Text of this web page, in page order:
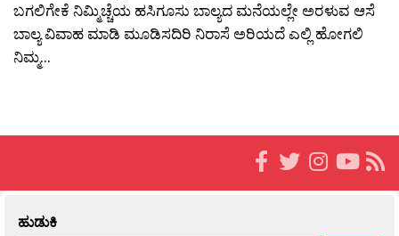
ಬಗಲಿಗೇಕೆ ನಿಮ್ಮಿಚ್ಚೆಯ ಹಸಿಗೂಸು ಬಾಲ್ಯದ ಮನೆಯಲ್ಲೇ ಅರಳುವ ಆಸೆ
ಬಾಲ್ಯ ವಿವಾಹ ಮಾಡಿ ಮೂಡಿಸದಿರಿ ನಿರಾಸೆ ಅರಿಯದೆ ಎಲ್ಲಿ ಹೋಗಲಿ
ನಿಮ್ಮ...
ಹುಡುಕಿ